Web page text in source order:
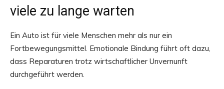
viele zu lange warten
Ein Auto ist für viele Menschen mehr als nur ein
Fortbewegungsmittel. Emotionale Bindung führt oft dazu,
dass Reparaturen trotz wirtschaftlicher Unvernunft
durchgeführt werden.